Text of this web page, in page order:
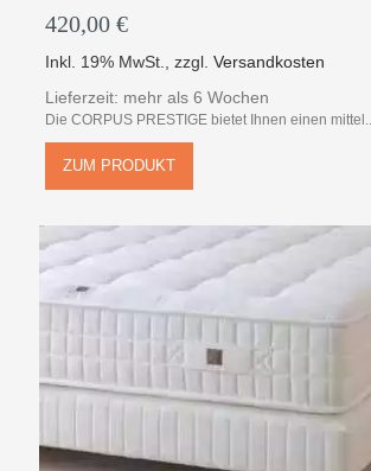
420,00 €
Inkl. 19% MwSt. ,zzgl.Versandkosten
Lieferzeit: mehr als 6 Wochen
Die CORPUS PRESTIGE bietet Ihnen einen
ZUM PRODUKT